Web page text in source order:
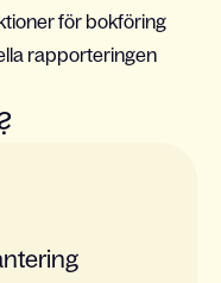
för bokföring
rapporteringen